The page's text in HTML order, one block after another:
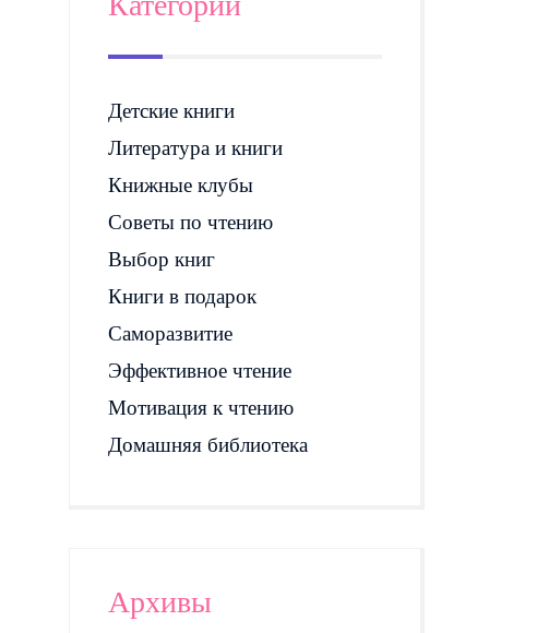
Категории
Детские книги
Литература и книги
Книжные клубы
Советы по чтению
Выбор книг
Книги в подарок
Саморазвитие
Эффективное чтение
Мотивация к чтению
Домашняя библиотека
Архивы